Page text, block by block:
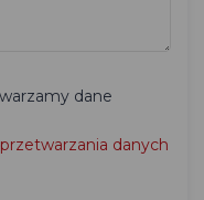
dane
danych